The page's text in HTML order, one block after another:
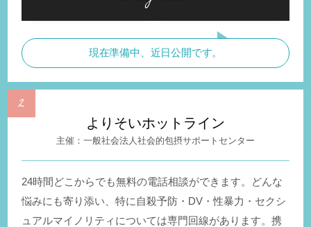
現在準備中、近日公開です。
よりそいホットライン
一般社会法人社会的包摂サポートセンター
24時間どこからでも無料の電話相談ができます。どんな
悩みにも寄り添い、特に自殺予防・DV・性暴力・セクシ
ュアルマイノリティについては専門回線があります。携